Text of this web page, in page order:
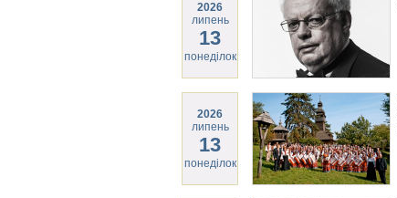
2026
липень
13
понеділок
2026
липень
13
понеділок